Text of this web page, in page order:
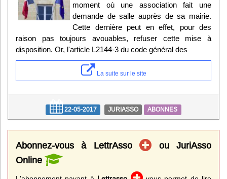
moment où une association fait une
demande de salle auprès de sa mairie.
Cette dernière peut en effet, pour des
raison pas toujours avouables, refuser cette mise à
disposition. Or, l'article L2144-3 du code général des
La suite sur le site
22-05-2017 JURIASSO ABONNES
Abonnez-vous à LettrAsso
ou JuriAsso
Online